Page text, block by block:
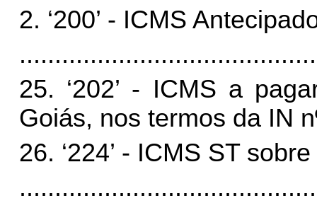
2. ‘200’ - ICMS
25. ‘202’ - ICMS a
Goiás, nos termos da IN
26. ‘224’ - ICMS ST